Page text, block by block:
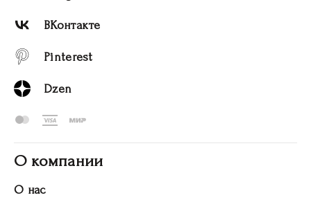
ВКонтакте
Pinterest
Dzen
О компании
О нас